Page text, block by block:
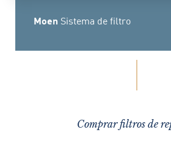
Moen Sistema de filtro
Comprar filtros de